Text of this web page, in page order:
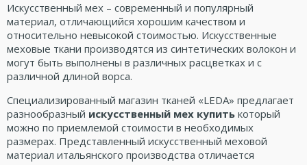
Искусственный мех – современный и популярный
материал, отличающийся хорошим качеством и
относительно невысокой стоимостью. Искусственные
меховые ткани производятся из синтетических волокон и
могут быть выполнены в различных расцветках и с
различной длиной ворса.
Специализированный магазин тканей «LEDA» предлагает
разнообразный искусственный мех купить который
можно по приемлемой стоимости в необходимых
размерах. Представленный искусственный меховой
материал итальянского производства отличается